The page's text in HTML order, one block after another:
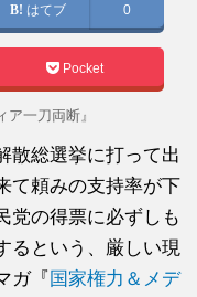
はてブ 0
Pocket
一刀両断』
散総選挙に打って出
て頼みの支持率が下
党の得票に必ずしも
るという、厳しい現
ガ『 国家権力＆メデ